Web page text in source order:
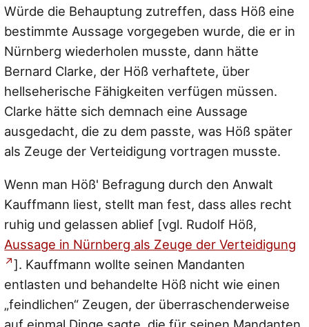
Würde die Behauptung zutreffen, dass Höß eine
bestimmte Aussage vorgegeben wurde, die er in
Nürnberg wiederholen musste, dann hätte
Bernard Clarke, der Höß verhaftete, über
hellseherische Fähigkeiten verfügen müssen.
Clarke hätte sich demnach eine Aussage
ausgedacht, die zu dem passte, was Höß später
als Zeuge der Verteidigung vortragen musste.
Wenn man Höß' Befragung durch den Anwalt
Kauffmann liest, stellt man fest, dass alles recht
ruhig und gelassen ablief [vgl. Rudolf Höß,
Aussage in Nürnberg als Zeuge der Verteidigung
]. Kauffmann wollte seinen Mandanten
entlasten und behandelte Höß nicht wie einen
„feindlichen“ Zeugen, der überraschenderweise
auf einmal Dinge sagte, die für seinen Mandanten